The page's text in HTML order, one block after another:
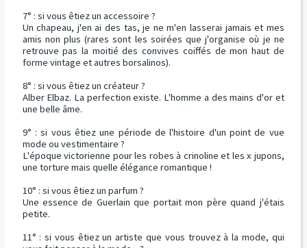
7° : si vous êtiez un accessoire ?
Un chapeau, j'en ai des tas, je ne m'en lasserai jamais et mes
amis non plus (rares sont les soirées que j'organise où je ne
retrouve pas la moitié des convives coiffés de mon haut de
forme vintage et autres borsalinos).
8° : si vous êtiez un créateur ?
Alber Elbaz. La perfection existe. L'homme a des mains d'or et
une belle âme.
9° : si vous êtiez une période de l'histoire d'un point de vue
mode ou vestimentaire ?
L'époque victorienne pour les robes à crinoline et les x jupons,
une torture mais quelle élégance romantique !
10° : si vous êtiez un parfum ?
Une essence de Guerlain que portait mon père quand j'étais
petite.
11° : si vous êtiez un artiste que vous trouvez à la mode, qui